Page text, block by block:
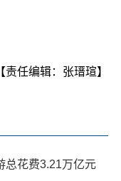
【责任编辑：张瑨瑄】
总花费3.21万亿元